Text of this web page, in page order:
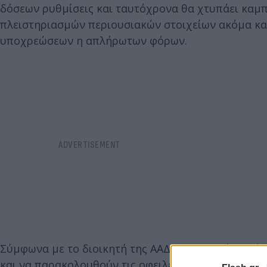
δόσεων ρυθμίσεις και ταυτόχρονα θα χτυπάει
πλειστηριασμών περιουσιακών στοιχείων ακόμα
υποχρεώσεων η απλήρωτων φόρων.
Σύμφωνα με το διοικητή της ΑΑΔΕ Γ. Πιτσιλή το